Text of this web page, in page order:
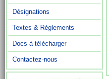
Désignations
Textes & Réglements
Docs à télécharger
Contactez-nous